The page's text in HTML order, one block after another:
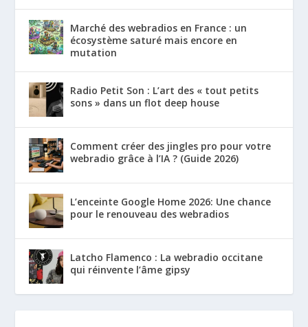
Marché des webradios en France : un
écosystème saturé mais encore en
mutation
Radio Petit Son : L’art des « tout petits
sons » dans un flot deep house
Comment créer des jingles pro pour votre
webradio grâce à l’IA ? (Guide 2026)
L’enceinte Google Home 2026: Une chance
pour le renouveau des webradios
Latcho Flamenco : La webradio occitane
qui réinvente l’âme gipsy